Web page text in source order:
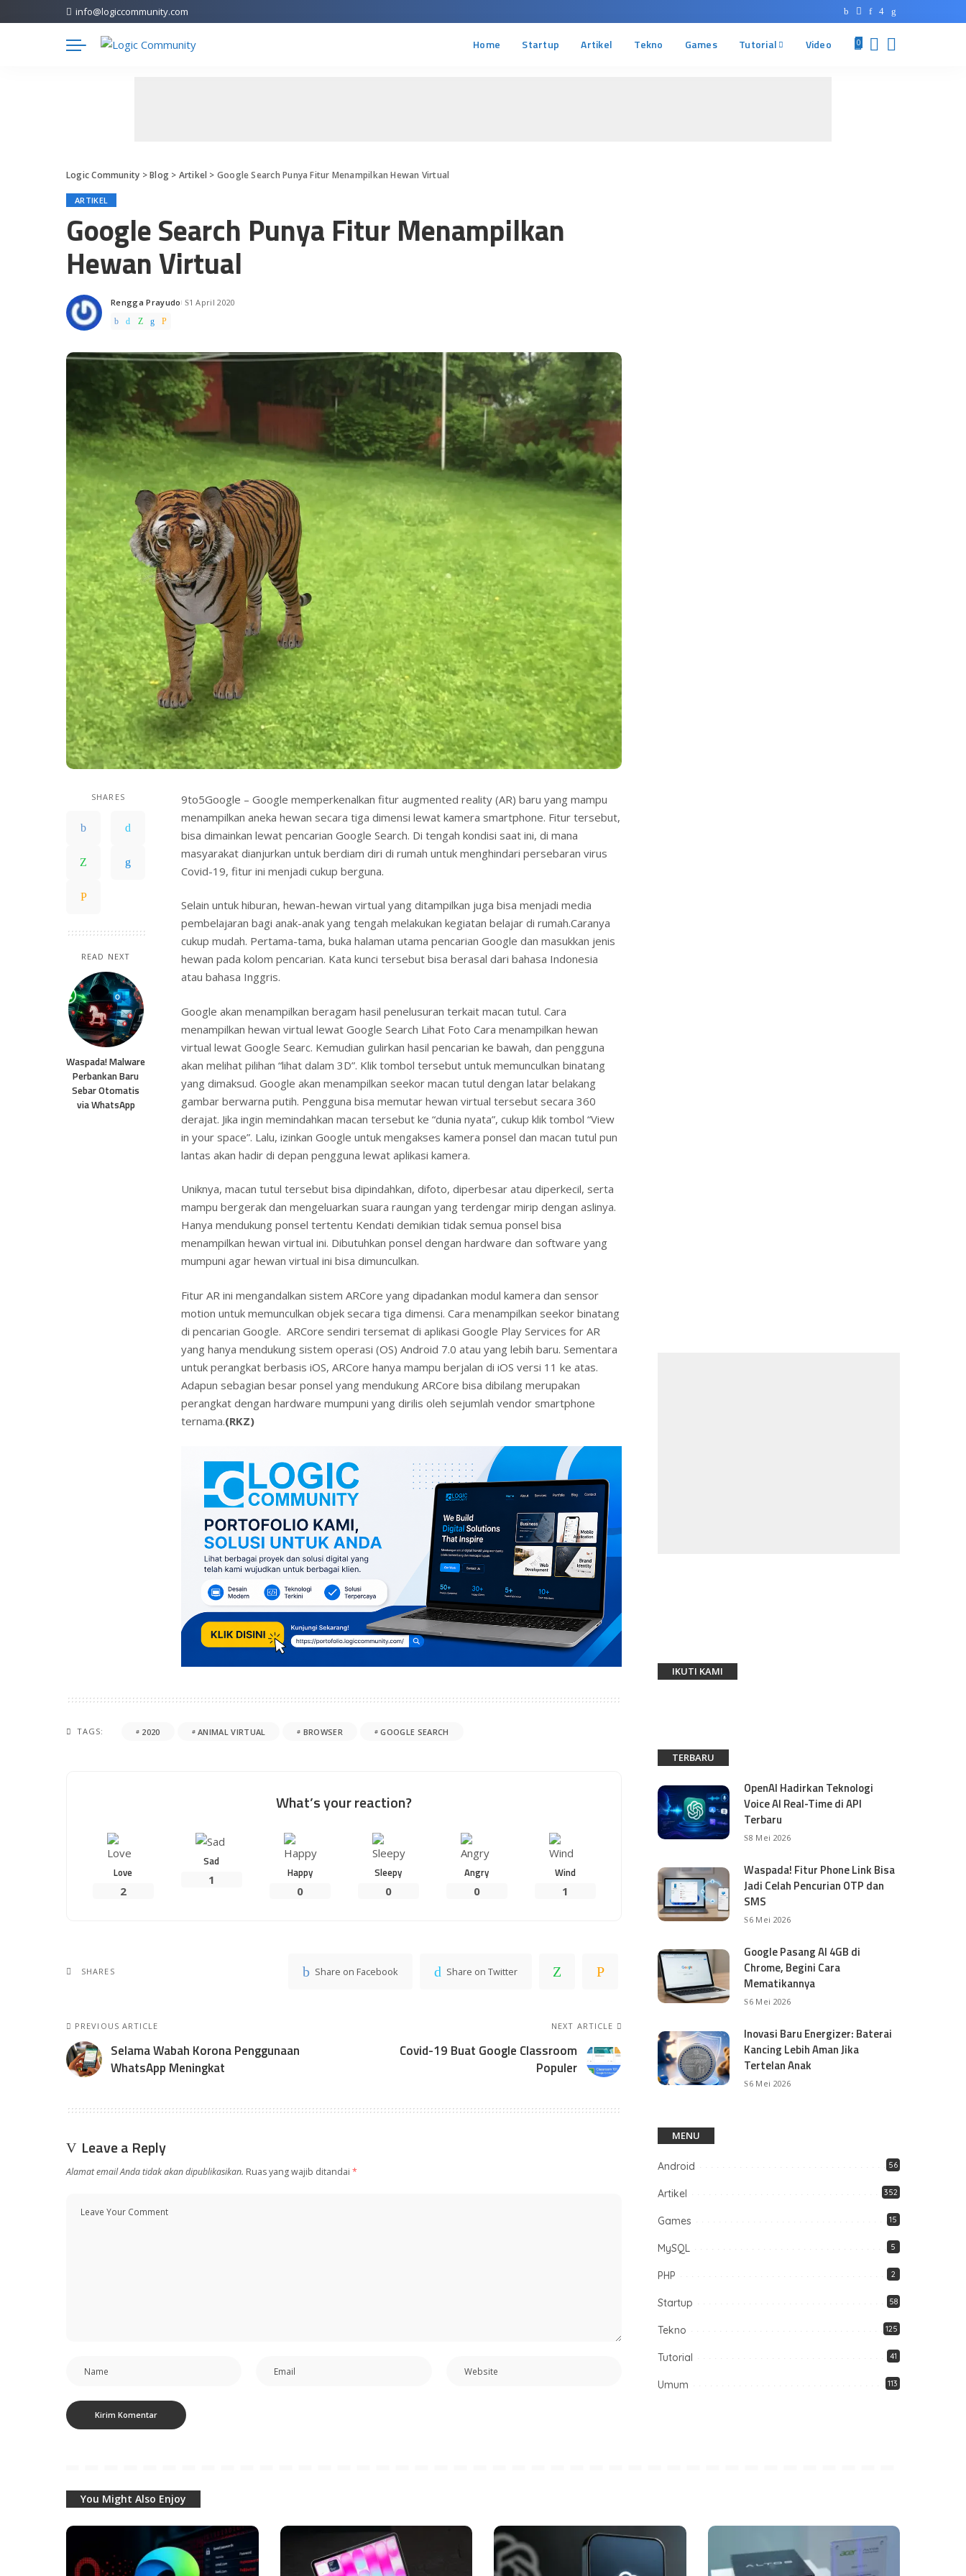
info@logiccommunity.com
Home Startup Artikel Tekno Games Tutorial Video 0
Logic Community >Blog> Artikel > Google Search Punya Fitur Menampilkan Hewan Virtual
ARTIKEL
Google Search Punya Fitur Menampilkan
Hewan Virtual
Posted
by
Rengga Prayudo 1 April 2020
SHARES
READ NEXT
Waspada! Malware
Perbankan Baru
Sebar Otomatis
via WhatsApp
9to5Google – Google memperkenalkan fitur augmented reality (AR) baru yang mampu
menampilkan aneka hewan secara tiga dimensi lewat kamera smartphone. Fitur tersebut,
bisa dimainkan lewat pencarian Google Search. Di tengah kondisi saat ini, di mana
masyarakat dianjurkan untuk berdiam diri di rumah untuk menghindari persebaran virus
Covid-19, fitur ini menjadi cukup berguna.
Selain untuk hiburan, hewan-hewan virtual yang ditampilkan juga bisa menjadi media
pembelajaran bagi anak-anak yang tengah melakukan kegiatan belajar di rumah.Caranya
cukup mudah. Pertama-tama, buka halaman utama pencarian Google dan masukkan jenis
hewan pada kolom pencarian. Kata kunci tersebut bisa berasal dari bahasa Indonesia
atau bahasa Inggris.
Google akan menampilkan beragam hasil penelusuran terkait macan tutul. Cara
menampilkan hewan virtual lewat Google Search Lihat Foto Cara menampilkan hewan
virtual lewat Google Searc. Kemudian gulirkan hasil pencarian ke bawah, dan pengguna
akan melihat pilihan “lihat dalam 3D”. Klik tombol tersebut untuk memunculkan binatang
yang dimaksud. Google akan menampilkan seekor macan tutul dengan latar belakang
gambar berwarna putih. Pengguna bisa memutar hewan virtual tersebut secara 360
derajat. Jika ingin memindahkan macan tersebut ke “dunia nyata”, cukup klik tombol “View
in your space”. Lalu, izinkan Google untuk mengakses kamera ponsel dan macan tutul pun
lantas akan hadir di depan pengguna lewat aplikasi kamera.
Uniknya, macan tutul tersebut bisa dipindahkan, difoto, diperbesar atau diperkecil, serta
mampu bergerak dan mengeluarkan suara raungan yang terdengar mirip dengan aslinya.
Hanya mendukung ponsel tertentu Kendati demikian tidak semua ponsel bisa
menampilkan hewan virtual ini. Dibutuhkan ponsel dengan hardware dan software yang
mumpuni agar hewan virtual ini bisa dimunculkan.
Fitur AR ini mengandalkan sistem ARCore yang dipadankan modul kamera dan sensor
motion untuk memunculkan objek secara tiga dimensi. Cara menampilkan seekor binatang
di pencarian Google. ARCore sendiri tersemat di aplikasi Google Play Services for AR
yang hanya mendukung sistem operasi (OS) Android 7.0 atau yang lebih baru. Sementara
untuk perangkat berbasis iOS, ARCore hanya mampu berjalan di iOS versi 11 ke atas.
Adapun sebagian besar ponsel yang mendukung ARCore bisa dibilang merupakan
perangkat dengan hardware mumpuni yang dirilis oleh sejumlah vendor smartphone
ternama.(RKZ)
TAGS: 2020 ANIMAL VIRTUAL BROWSER GOOGLE SEARCH
What’s your reaction?
Love
2
Sad
1
Happy
0
Sleepy
0
Angry
0
Wind
1
SHARES Share on Facebook Share on Twitter
PREVIOUS ARTICLE
Selama Wabah Korona Penggunaan
WhatsApp Meningkat
NEXT ARTICLE
Covid-19 Buat Google Classroom
Populer
Leave a Reply
Alamat email Anda tidak akan dipublikasikan. Ruas yang wajib ditandai *
IKUTI KAMI
TERBARU
OpenAI Hadirkan Teknologi
Voice AI Real-Time di API
Terbaru
8 Mei 2026
Waspada! Fitur Phone Link Bisa
Jadi Celah Pencurian OTP dan
SMS
6 Mei 2026
Google Pasang AI 4GB di
Chrome, Begini Cara
Mematikannya
6 Mei 2026
Inovasi Baru Energizer: Baterai
Kancing Lebih Aman Jika
Tertelan Anak
6 Mei 2026
MENU
Android 56
Artikel 352
Games 15
MySQL 5
PHP 2
Startup 58
Tekno 125
Tutorial 41
Umum 113
You Might Also Enjoy